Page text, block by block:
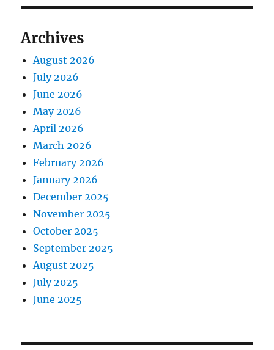
Archives
August 2026
July 2026
June 2026
May 2026
April 2026
March 2026
February 2026
January 2026
December 2025
November 2025
October 2025
September 2025
August 2025
July 2025
June 2025